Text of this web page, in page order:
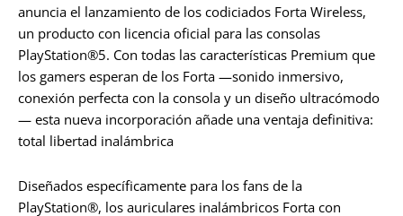
anuncia el lanzamiento de los codiciados Forta Wireless,
un producto con licencia oficial para las consolas
PlayStation®5. Con todas las características Premium que
los gamers esperan de los Forta —sonido inmersivo,
conexión perfecta con la consola y un diseño ultracómodo
— esta nueva incorporación añade una ventaja definitiva:
total libertad inalámbrica
Diseñados específicamente para los fans de la
PlayStation®, los auriculares inalámbricos Forta con